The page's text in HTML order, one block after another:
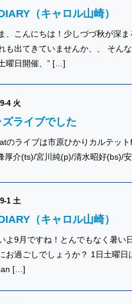
（キャロル山崎）
、こんにちは！少しづづ秋が深
も出てきていませんか、、 そん
曜日開催、” […]
4 火
ズライブでした
のライブは市原ひかりカルテッ
厚介(ts)/宮川純(p)/清水昭好(bs)/
1 土
（キャロル山崎）
よ9月ですね！とんでもなく暑い
お過ごしでしょうか？ 1日土曜
[…]